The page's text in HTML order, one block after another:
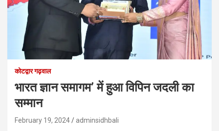
कोटद्वार गढ़वाल
भारत ज्ञान समागम’ में हुआ विपिन जदली का
सम्मान
February 19, 2024 adminsidhbali